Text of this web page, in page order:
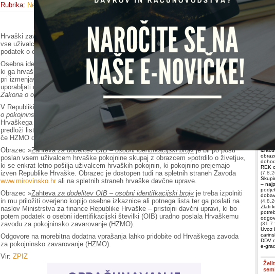
Rubrika: Ne spreglejte Natisni
Hrvaški zavod za pokojninsko zavarovanje (HZMO) je zaprosil ZPIZ, naj obvesti
vse uživalce hrvaških pokojnin, da je treba za izplačilo hrvaške pokojnine pridobiti
podatek o osebni identifikacijski številki (OIB).
Osebna identifikacijska številka (OIB) je stalni identifikacijski znak vsake osebe,
ki ga hrvaški državni organi uporabljajo v uradnih evidencah pri vsakdanjem delu in
pri izmenjavi podatkov. Osebna identifikacijska številka se je pričela uvajati in
uporabljati na področju Republike Hrvaške od 1. januarja 2009 dalje, z uveljavitvijo
Zakona o osebni identifikacijski številki(Narodne novine, št. 60/08).
V Republiki Hrvaški je od 14. septembra 2013 v veljavi
Uredba o dopolnilih Zakona
o pokojninskem zavarovanju
, po kateri se uživalcu pokojnine, ki na zahtevo
Hrvaškega zavoda za pokojninsko zavarovanje (HZMO) v določenem roku ne
predloži listine ali podatka, ki je potreben za izplačilo prejemkov, nakazilo ustavi,
če HZMO do tega podatka ne more priti po uradni poti.
Obrazec »Zahtevaza dodelitev OIB – osobni identifkacijski broj«je bil po pošti
poslan vsem uživalcem hrvaške pokojnine skupaj z obrazcem »potrdilo o živetju«,
ki se enkrat letno pošilja uživalcem hrvaških pokojnin, ki pokojnino prejemajo
izven Republike Hrvaške. Obrazec je dostopen tudi na spletnih straneh Zavoda
www.mirovinsko.hrali na spletnih straneh hrvaške davčne uprave.
Obrazec »Zahteva za dodelitev OIB – osobni identifkacijski broj« je treba izpolniti
in mu priložiti overjeno kopijo osebne izkaznice ali potnega lista ter ga poslati na
naslov Ministrstva za finance Republike Hrvaške – pristojni davčni upravi, ki bo
potem podatek o osebni identifikacijski številki (OIB) uradno poslala Hrvaškemu
zavodu za pokojninsko zavarovanje (HZMO).
Odgovore na morebitna dodatna vprašanja lahko pridobite od Hrvaškega zavoda
za pokojninsko zavarovanje (HZMO).
Vir: ZPIZ
in
REK
–
Zlati
Uvoz
DDV
e-